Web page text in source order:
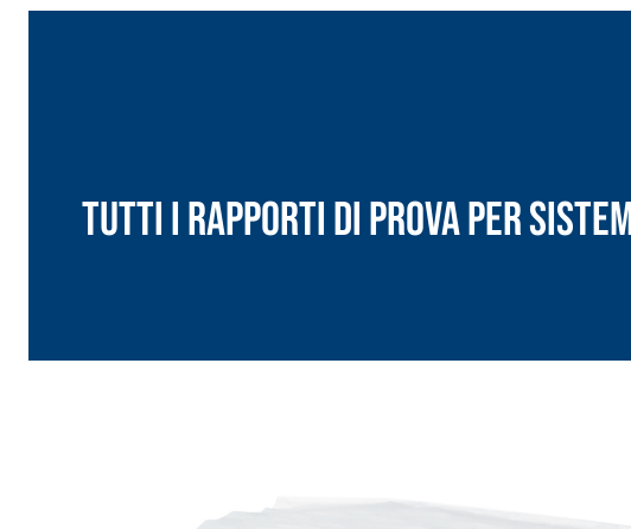
Tutti i rapporti di prova per Sistema
Sistema RIPRISTINO DEL CALCESTRUZZO PRODOTTI TIXOTROPICI